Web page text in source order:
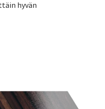
hyvän